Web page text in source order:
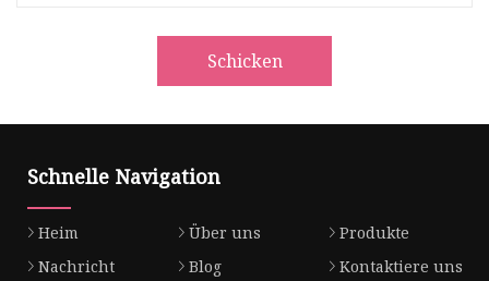
Schicken
Schnelle Navigation
Heim Über uns
Produkte
Nachricht
Blog
Kontaktiere uns